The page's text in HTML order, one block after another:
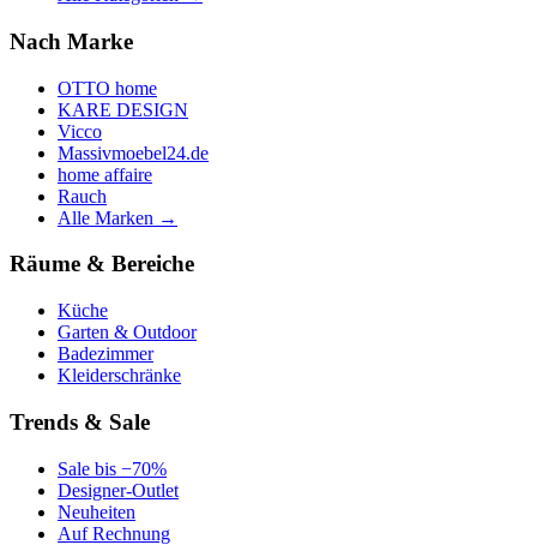
Nach Marke
OTTO home
KARE DESIGN
Vicco
Massivmoebel24.de
home affaire
Rauch
Alle Marken →
Räume & Bereiche
Küche
Garten & Outdoor
Badezimmer
Kleiderschränke
Trends & Sale
Sale bis −70%
Designer-Outlet
Neuheiten
Auf Rechnung